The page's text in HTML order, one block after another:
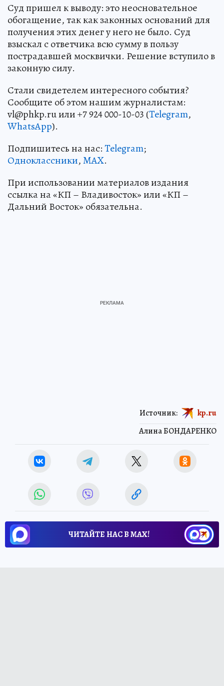
Суд пришел к выводу: это неосновательное
обогащение, так как законных оснований для
получения этих денег у него не было. Суд
взыскал с ответчика всю сумму в пользу
пострадавшей москвички. Решение вступило в
законную силу.
Стали свидетелем интересного события?
Сообщите об этом нашим журналистам:
vl@phkp.ru или +7 924 000-10-03 (Telegram,
WhatsApp).
Подпишитесь на нас:Telegram;
Одноклассники,MAX.
При использовании материалов издания
ссылка на «КП – Владивосток» или «КП –
Дальний Восток» обязательна.
Алина БОНДАРЕНКО
Источник: kp.ru
ЧИТАЙТЕ НАС В МАХ!